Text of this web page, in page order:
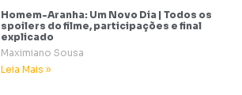
Homem-Aranha: Um Novo Dia | Todos os
spoilers do filme, participações e final
explicado
Maximiano Sousa
Leia Mais »